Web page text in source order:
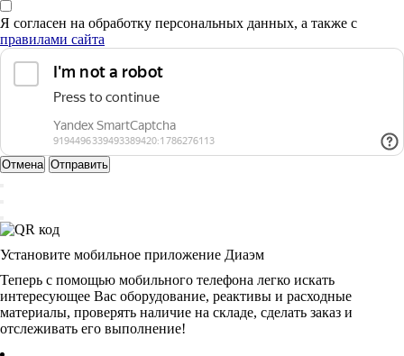
Я согласен на обработку персональных данных, а также с
правилами сайта
Отмена Отправить
Установите мобильное приложение Диаэм
Теперь с помощью мобильного телефона легко искать
интересующее Вас оборудование, реактивы и расходные
материалы, проверять наличие на складе, сделать заказ и
отслеживать его выполнение!